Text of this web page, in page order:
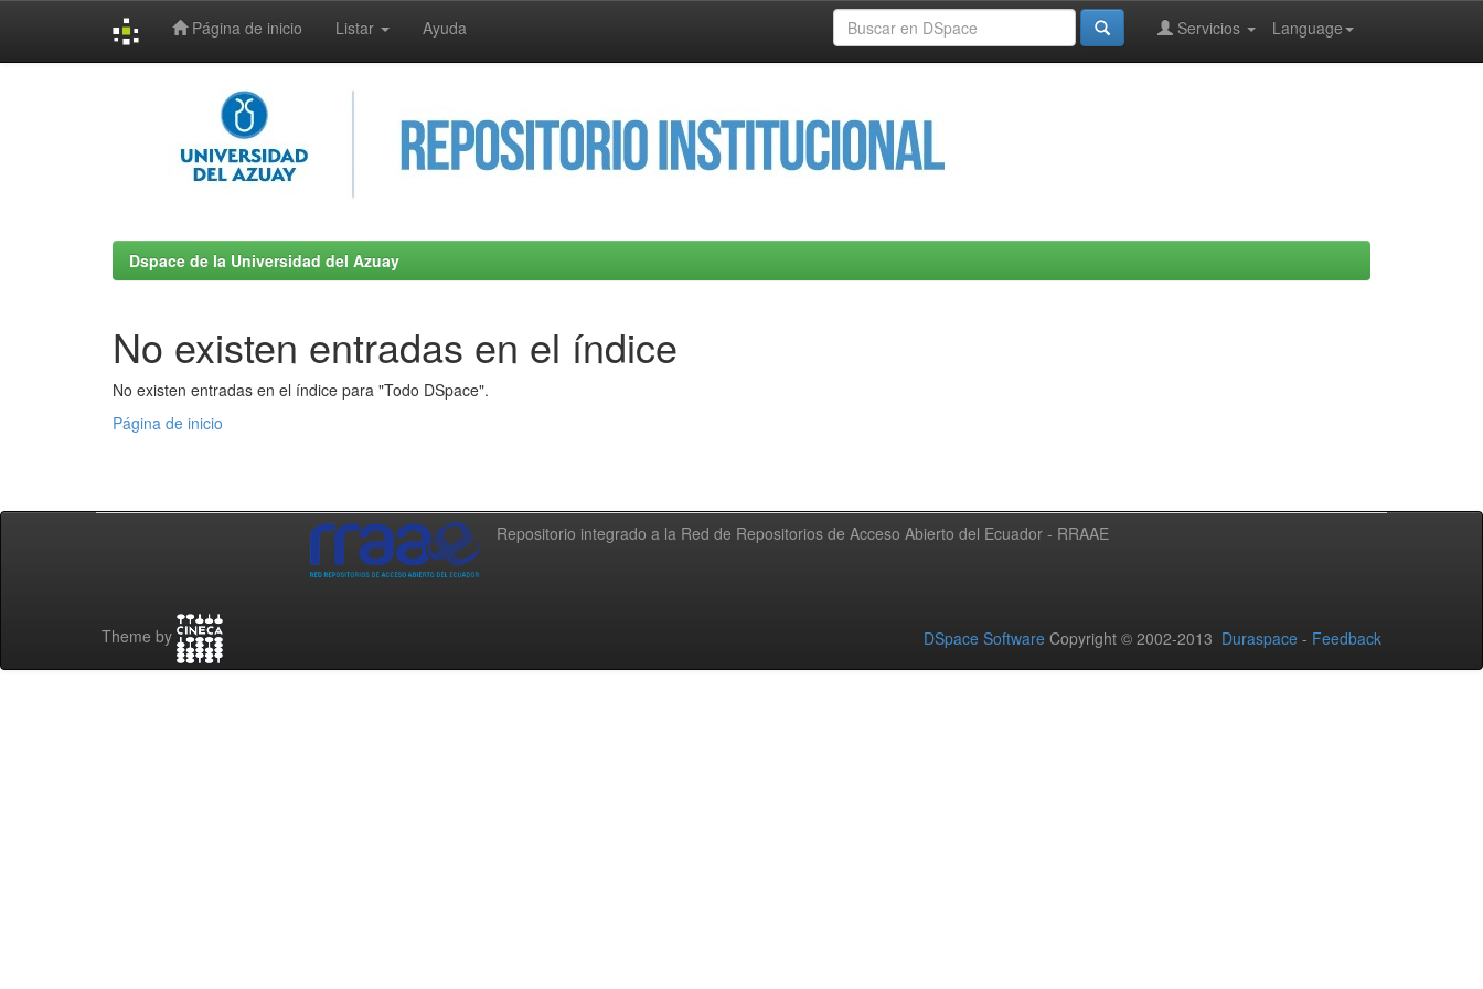
Página de inicio Listar Ayuda Language
Servicios
Dspace de la Universidad del Azuay
No existen entradas en el índice
No existen entradas en el índice para "Todo DSpace".
Página de inicio
Repositorio integrado a la Red de Repositorios de Acceso Abierto del Ecuador - RRAAE
Theme by DSpace Software Copyright © 2002-2013 Duraspace - Feedback